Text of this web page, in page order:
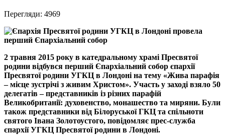
Перегляди: 4969
2 травня 2015 року в катедральному храмі Пресвятої
родини відбувся перший Єпархіальний собор єпархії
Пресвятої родини УГКЦ в Лондоні на тему «Жива парафія
– місце зустрічі з живим Христом». Участь у заході взяло 50
делегатів – представників із різних парафій
Великобританії: духовенство, монашество та миряни. Були
також представники від Білоруської ГКЦ та спільноти
святого Івана Золотоустого, повідомляє прес-служба
єпархії УГКЦ Пресвятої родини в Лондоні.